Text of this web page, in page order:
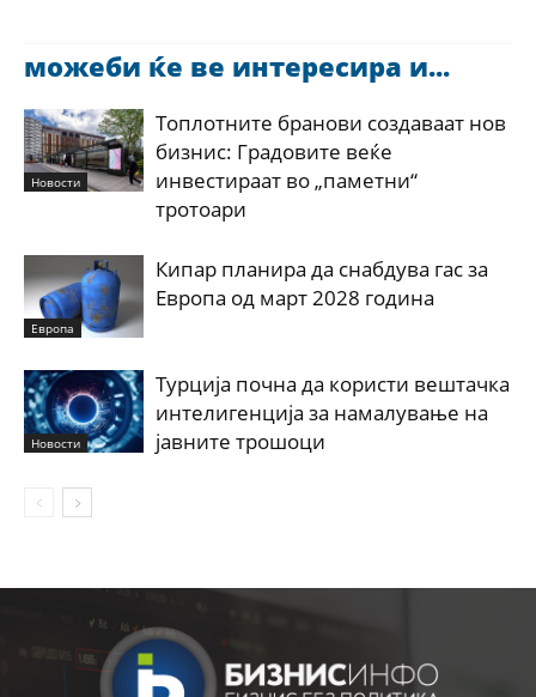
можеби ќе ве интересира и...
Новости
Топлотните бранови создаваат нов
бизнис: Градовите веќе
инвестираат во „паметни“
тротоари
Европа
Кипар планира да снабдува гас за
Европа од март 2028 година
Новости
Турција почна да користи вештачка
интелигенција за намалување на
јавните трошоци